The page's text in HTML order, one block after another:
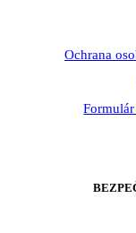
Ochrana